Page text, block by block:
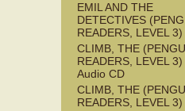
EMIL AND THE
DETECTIVES
READERS, LEVEL
CLIMB, THE
READERS, LEVEL
Audio CD
CLIMB, THE
READERS, LEVEL